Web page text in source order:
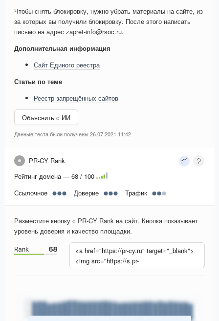
Чтобы снять блокировку, нужно убрать материалы на сайте, из-
за которых вы получили блокировку. После этого написать
письмо на адрес zapret-info@rsoc.ru.
Дополнительная информация
Сайт Единого реестра
Статьи по теме
Реестр запрещённых сайтов
Объяснить с ИИ
Данные теста были получены 26.07.2021 11:42
PR-CY Rank
Рейтинг домена — 68 / 100
Ссылочное
Доверие Трафик
Разместите кнопку с PR-CY Rank на сайт. Кнопка показывает
уровень доверия и качество площадки.